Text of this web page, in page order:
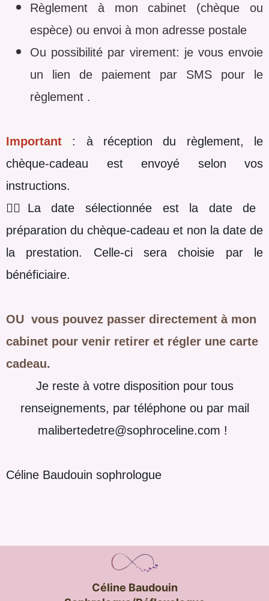
Règlement à mon cabinet (chèque ou
espèce) ou envoi à mon adresse postale
Ou possibilité par virement: je vous envoie
un lien de paiement par SMS pour le
règlement .
Important
: à réception du règlement, le
chèque-cadeau est envoyé selon vos
instructions.
☝🏼La date sélectionnée est la date de
préparation du chèque-cadeau et non la date de
la prestation. Celle-ci sera choisie par le
bénéficiaire.
OU vous pouvez passer directement à mon
cabinet pour venir retirer et régler une carte
cadeau.
Je reste à votre disposition pour tous
renseignements, par téléphone ou par mail
malibertedetre@sophroceline.com !
Céline Baudouin sophrologue
Céline Baudouin